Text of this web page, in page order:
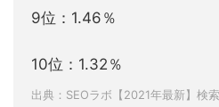
9位：1.46％
10位：1.32％
出典：SEOラボ【2021年最新】検